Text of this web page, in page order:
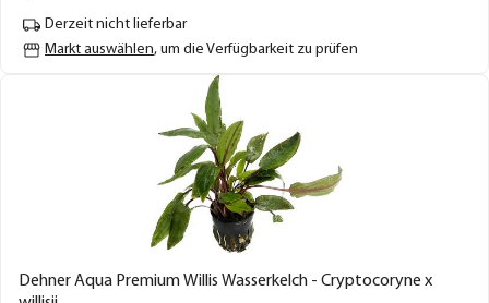
Derzeit nicht lieferbar
Markt auswählen, um die Verfügbarkeit zu prüfen
Dehner Aqua Premium Willis Wasserkelch - Cryptocoryne x